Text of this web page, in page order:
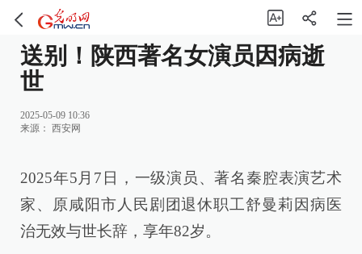
送别！陕西著名女演员因病逝
世
2025-05-09 10:36
来源： 西安网
2025年5月7日，一级演员、著名秦腔表演艺术
家、原咸阳市人民剧团退休职工舒曼莉因病医
治无效与世长辞，享年82岁。